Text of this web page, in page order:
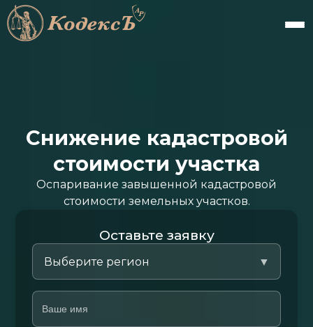
Снижение кадастровой
стоимости участка
Оспаривание завышенной кадастровой
стоимости земельных участков.
Оставьте заявку